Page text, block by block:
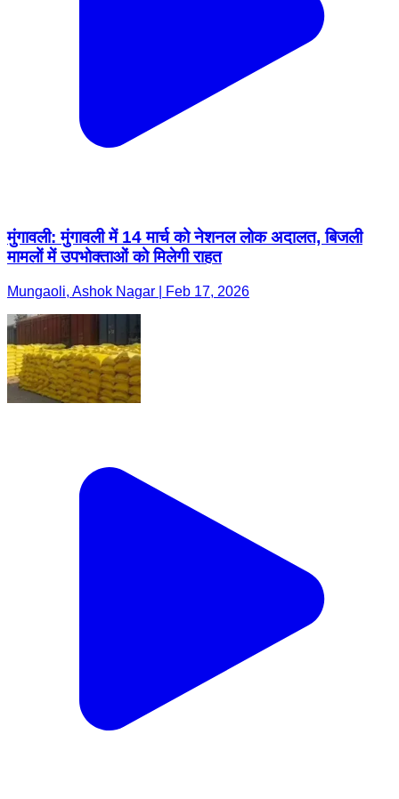
मुंगावली: मुंगावली में 14 मार्च को नेशनल लोक अदालत, बिजली
मामलों में उपभोक्ताओं को मिलेगी राहत
Mungaoli, Ashok Nagar | Feb 17, 2026